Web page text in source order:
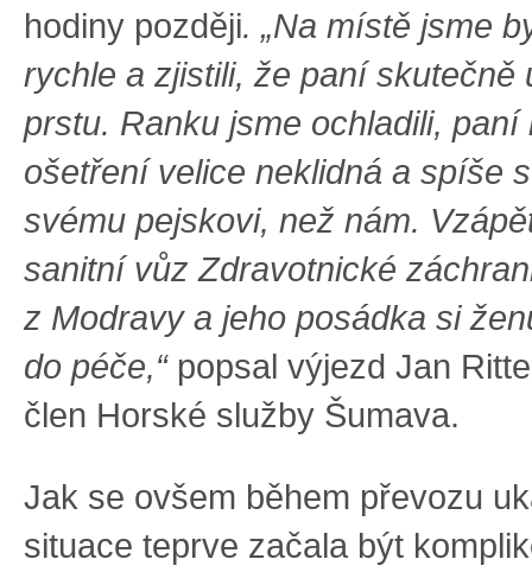
hodiny později. „Na místě jsme
rychle a zjistili, že paní skutečně
prstu. Ranku jsme ochladili, paní
ošetření velice neklidná a spíše
svému pejskovi, než nám.
sanitní vůz Zdravotnické
z Modravy a jeho posádka si
do péče,“popsal výjezd Jan
člen Horské služby Šumava.
Jak se ovšem během převozu
situace teprve začala být